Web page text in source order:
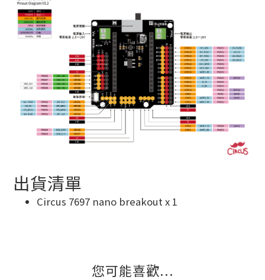
出貨清單
Circus 7697 nano breakout x 1
您可能喜歡...